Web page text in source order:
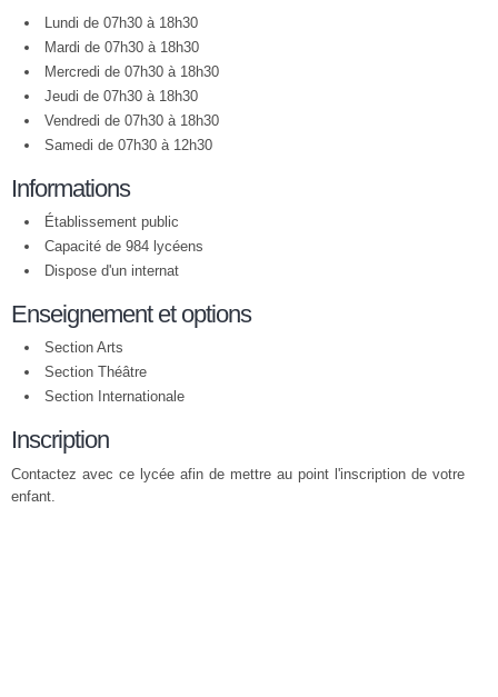
Lundi de 07h30 à 18h30
Mardi de 07h30 à 18h30
Mercredi de 07h30 à 18h30
Jeudi de 07h30 à 18h30
Vendredi de 07h30 à 18h30
Samedi de 07h30 à 12h30
Informations
Établissement public
Capacité de 984 lycéens
Dispose d'un internat
Enseignement et options
Section Arts
Section Théâtre
Section Internationale
Inscription
Contactez avec ce lycée afin de mettre au point l'inscription de votre
enfant.